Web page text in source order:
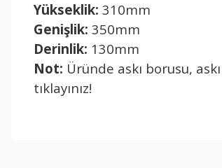
Yükseklik: 310mm
Genişlik: 350mm
Derinlik: 130mm
Not: Üründe askı borusu,
tıklayınız!